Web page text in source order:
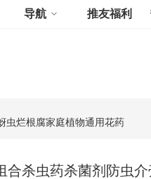
导航 推友福利
虫烂根腐家庭植物通用花药
合杀虫药杀菌剂防虫